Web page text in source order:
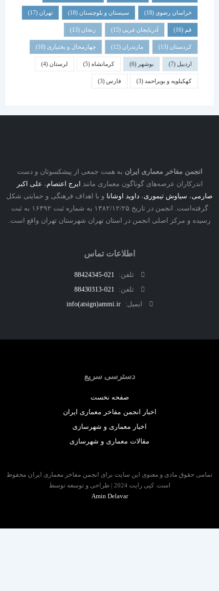
خراسان رضوی(18) سیستان و بلوچستان(18) تهران
آذربایجان غربی(15) زنجان
کردستان(13) مازندران(12) چهارمحال و بختیاری (10)
بوشهر کرمانشاه(5) لرستان (4)
کهکیلویه و بویراحمد(3) فارس
مفاخر معماری ایرانبه همت جمعی از پیشکسوتان و دست
عرصه‌های گوناگون معماری مانندایرج اعتصام،علی اکبر
،سیاوش تیموری،داوید اوشاناو با اهداف فرهنگی و حمایتی شکل
گرفته‌است. انجمن در تاریخ ۱۳۸۲/۱۲/۲۵ به شماره ثبت ۱۶۳۹۲ به ثبت
و مرکز اصلی انجمن در استان تهران شهرستان تهران واقع است.
اطلاعات تماس
تلفن:
021-88424345
تلفن:
021-88430313
ایمیل:
info(atsign)ammi.ir
دسترسی سریع
صفحه نخست
اخبار انجمن مفاخر معماری ایران
اخبار معماری و شهرسازی
مقالات معماری و شهرسازی
حقوق مادی و معنوی این سایت برای انجمن مفاخر معماری ایران محفوظ
است. کپی رایت 2024 | طراحی و توسعه توسط
Amin Delavar